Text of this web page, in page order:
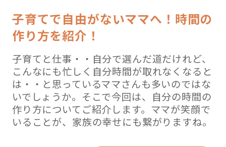
子育てで自由がないママへ！時間の
作り方を紹介！
子育てと仕事・・自分で選んだ道だけれど、
こんなにも忙しく自分時間が取れなくなると
は・・と思っているママさんも多いのではな
いでしょうか。そこで今回は、自分の時間の
作り方についてご紹介します。ママが笑顔で
いることが、家族の幸せにも繋がりますね。